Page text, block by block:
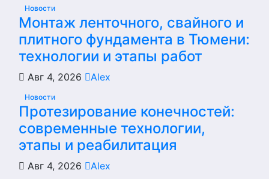
Новости
Монтаж ленточного, свайного и
плитного фундамента в Тюмени:
технологии и этапы работ
Авг 4, 2026 Alex
Новости
Протезирование конечностей:
современные технологии,
этапы и реабилитация
Авг 4, 2026 Alex